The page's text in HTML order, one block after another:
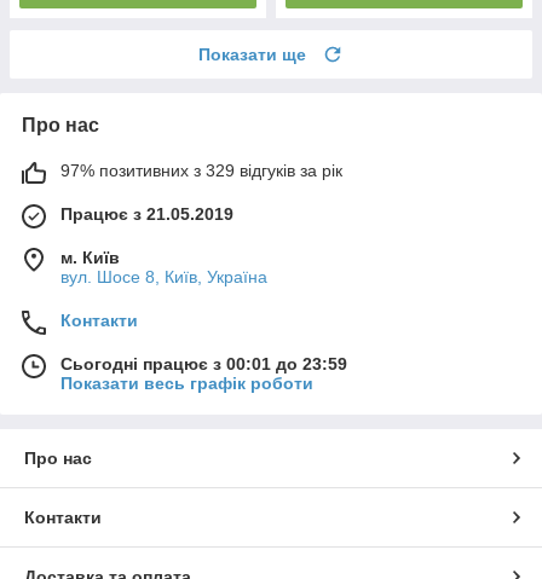
Показати ще
Про нас
97% позитивних з 329 відгуків за рік
Працює з 21.05.2019
м. Київ
вул. Шосе 8, Київ, Україна
Контакти
Сьогодні працює з 00:01 до 23:59
Показати весь графік роботи
Про нас
Контакти